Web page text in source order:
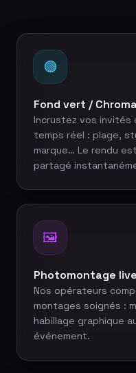
🟢
Fond vert /
Incrustez vos invités
temps réel : plage,
marque… Le rendu
partagé
🖼️
Photomontage live
Nos opérateurs
montages soignés :
habillage graphique
événement.